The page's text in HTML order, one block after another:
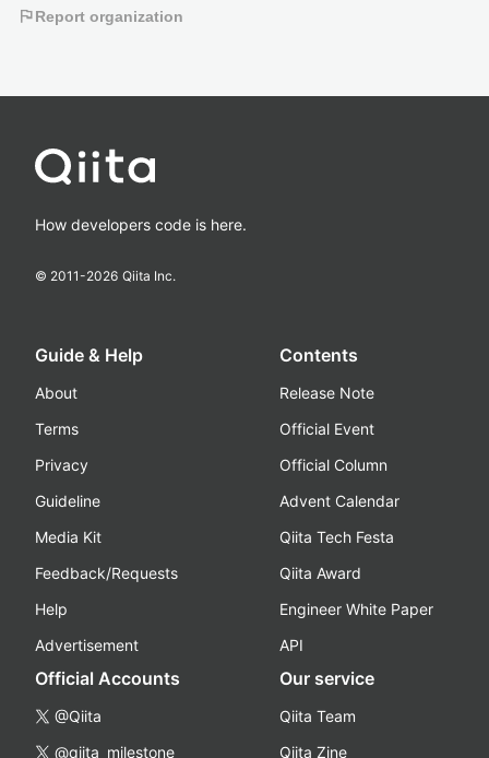
flagReport organization
How developers code is here.
© 2011-2026 Qiita Inc.
Guide & Help
About
Terms
Privacy
Guideline
Media Kit
Feedback/Requests
Help
Advertisement
Contents
Release Note
Official Event
Official Column
Advent Calendar
Qiita Tech Festa
Qiita Award
Engineer White Paper
API
Official Accounts
@Qiita
@qiita_milestone
Our service
Qiita Team
Qiita Zine